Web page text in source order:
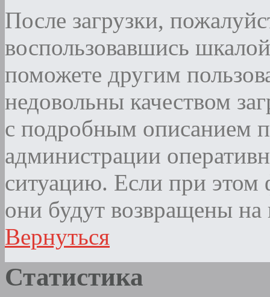
После загрузки,
воспользовавшись
поможете другим
недовольны качеством
с подробным описанием
администрации
ситуацию. Если при этом
они будут возвращены на
Вернуться
Статистика